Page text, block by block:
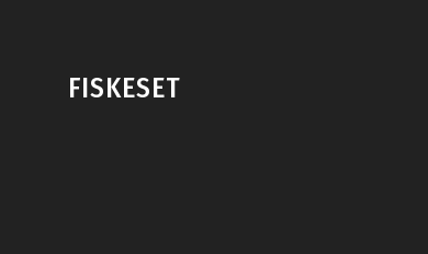
FISKESET